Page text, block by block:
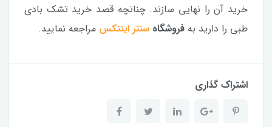
خرید آن را نهایی سازند. چنانچه قصد خرید تشک بادی
طبی را دارید به فروشگاه سنتر اینتکس مراجعه نمایید.
اشتراک گذاری